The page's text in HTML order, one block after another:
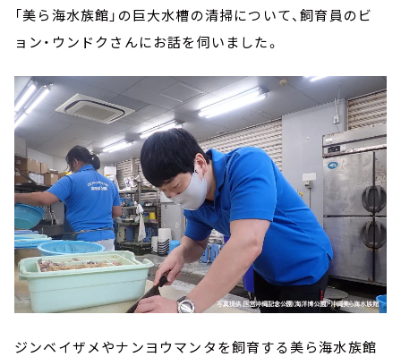
「美ら海水族館」の巨大水槽の清掃について、飼育員のビ
ョン・ウンドクさんにお話を伺いました。
ジンベイザメやナンヨウマンタを飼育する美ら海水族館